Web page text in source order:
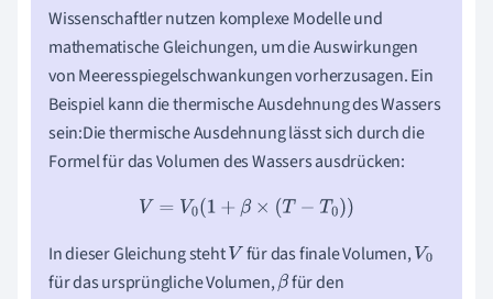
Wissenschaftler nutzen komplexe Modelle und
mathematische Gleichungen, um die Auswirkungen
von Meeresspiegelschwankungen vorherzusagen. Ein
Beispiel kann die thermische Ausdehnung des Wassers
sein:Die thermische Ausdehnung lässt sich durch die
Formel für das Volumen des Wassers ausdrücken:
V=V0 (1+ β×(T −T0 ))
In dieser Gleichung stehtV für das finale Volumen, V0
für das ursprüngliche Volumen,βfür den